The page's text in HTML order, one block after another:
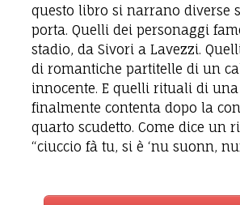
questo libro si narrano diverse
porta. Quelli dei personaggi
stadio, da Sivori a Lavezzi.
di romantiche partitelle di un
innocente. E quelli rituali di
finalmente contenta dopo la
quarto scudetto. Come dice un
“ciuccio fà tu, si è ‘nu suonn,